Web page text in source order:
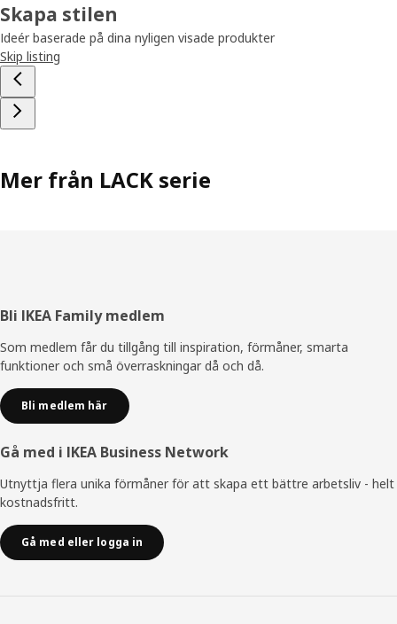
Skapa stilen
Ideér baserade på dina nyligen visade produkter
Skip listing
Mer från LACK serie
Sidfot
Bli IKEA Family medlem
Som medlem får du tillgång till inspiration, förmåner, smarta
funktioner och små överraskningar då och då.
Bli medlem här
Gå med i IKEA Business Network
Utnyttja flera unika förmåner för att skapa ett bättre arbetsliv - helt
kostnadsfritt.
Gå med eller logga in